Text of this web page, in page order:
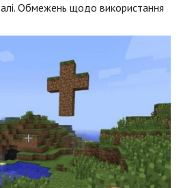
Обмежень щодо використання